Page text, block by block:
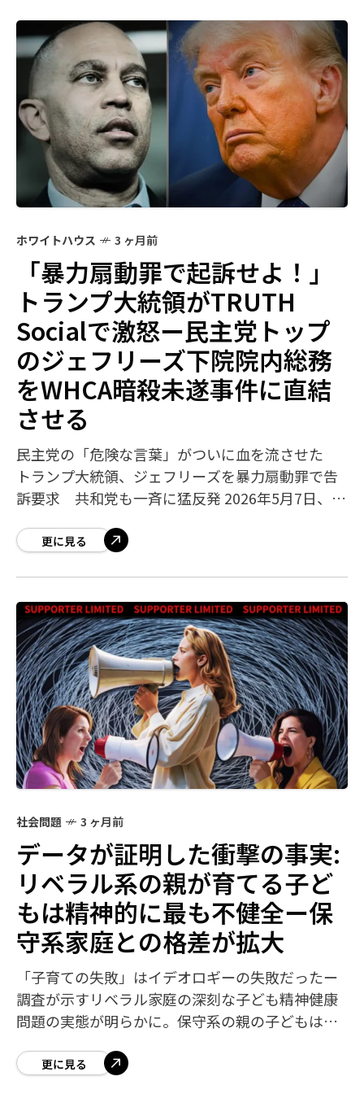
ホワイトハウス 3 ヶ月前
「暴力扇動罪で起訴せよ！」
トランプ大統領がTRUTH
Socialで激怒ー民主党トップ
のジェフリーズ下院院内総務
をWHCA暗殺未遂事件に直結
させる
民主党の「危険な言葉」がついに血を流させた
トランプ大統領、ジェフリーズを暴力扇動罪で告
訴要求 共和党も一斉に猛反発 2026年5月7日、ト
数党院内総務ハキーム・ジ
更に見る
社会問題 3 ヶ月前
データが証明した衝撃の事実:
リベラル系の親が育てる子ど
もは精神的に最も不健全ー保
守系家庭との格差が拡大
「子育ての失敗」はイデオロギーの失敗だったー
調査が示すリベラル家庭の深刻な子ども精神健康
問題の実態が明らかに。保守系の親の子どもは
55%、家族研究所とギャラップが衝撃の結果を発
更に見る